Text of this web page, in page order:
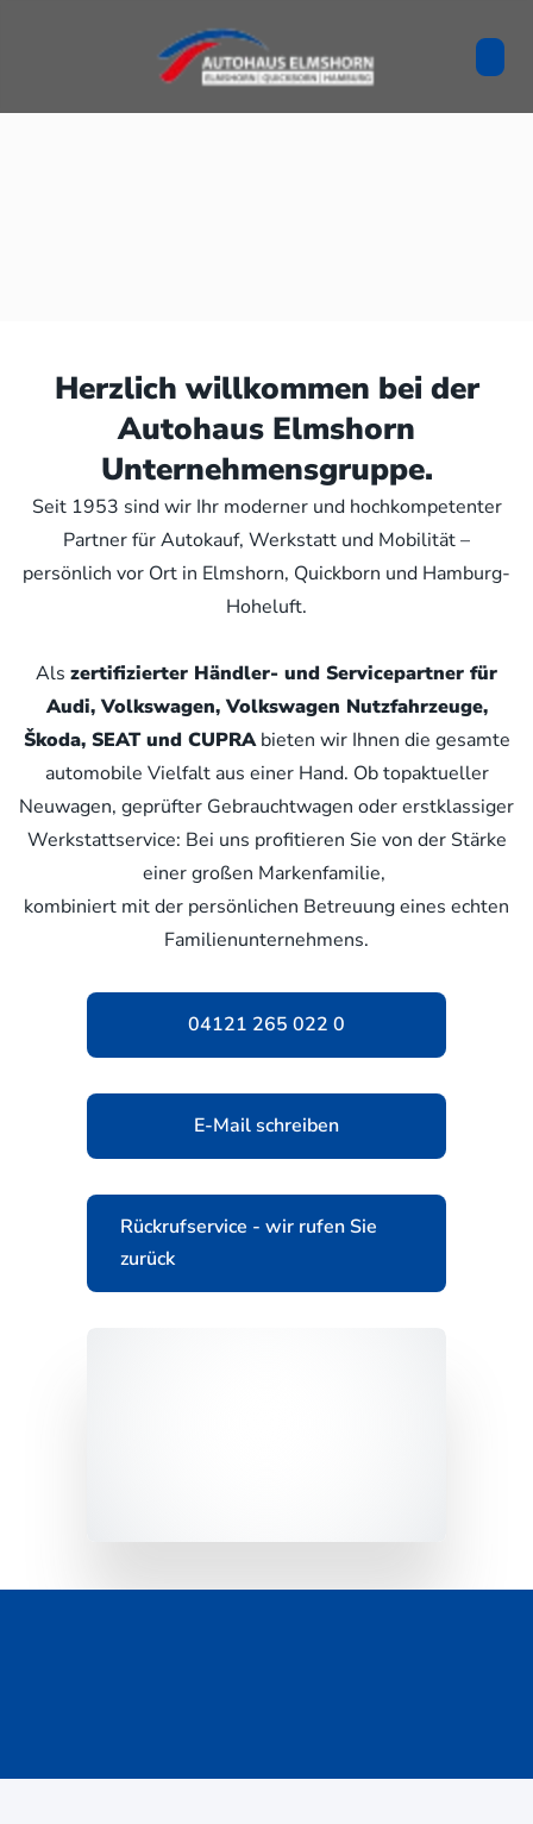
Herzlich willkommen bei der
Autohaus Elmshorn
Unternehmensgruppe.
Seit 1953 sind wir Ihr moderner und hochkompetenter
Partner für Autokauf, Werkstatt und Mobilität –
persönlich vor Ort in Elmshorn, Quickborn und Hamburg-
Hoheluft.
Als zertifizierter Händler- und Servicepartner für
Audi, Volkswagen, Volkswagen Nutzfahrzeuge,
Škoda, SEAT und CUPRAbieten wir Ihnen die gesamte
automobile Vielfalt aus einer Hand. Ob topaktueller
Neuwagen, geprüfter Gebrauchtwagen oder erstklassiger
Werkstattservice: Bei uns profitieren Sie von der Stärke
einer großen Markenfamilie,
kombiniert mit der persönlichen Betreuung eines echten
Familienunternehmens.
04121 265 022 0
E-Mail schreiben
Rückrufservice - wir rufen Sie
zurück